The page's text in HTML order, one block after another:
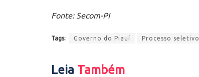
Fonte: Secom-PI
Tags: Governo do Piauí Processo seletivo
Leia Também